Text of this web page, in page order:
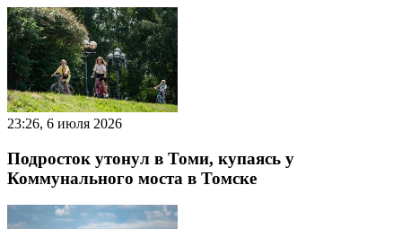
23:26, 6 июля 2026
Подросток утонул в Томи, купаясь у
Коммунального моста в Томске